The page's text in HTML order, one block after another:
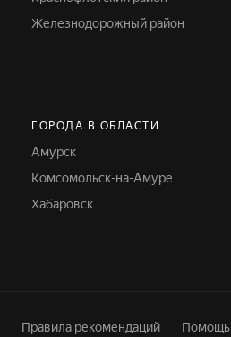
Железнодорожный район
ГОРОДА В ОБЛАСТИ
Амурск
Комсомольск-на-Амуре
Хабаровск
Правила рекомендаций Помощь